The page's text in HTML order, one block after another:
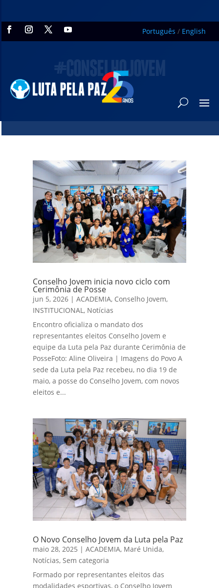
Português / English
#CONSELHOJOVEM
Conselho Jovem inicia novo ciclo com
Cerimônia de Posse
jun 5, 2026 |ACADEMIA, Conselho Jovem,
INSTITUCIONAL , Notícias
Encontro oficializa o mandato dos
representantes eleitos Conselho Jovem e
equipe da Luta pela Paz durante Cerimônia de
PosseFoto: Aline Oliveira | Imagens do Povo A
sede da Luta pela Paz recebeu, no dia 19 de
maio, a posse do Conselho Jovem, com novos
eleitos e...
O Novo Conselho Jovem da Luta pela Paz
maio 28, 2025 |ACADEMIA, Maré Unida,
Notícias,Sem categoria
Formado por representantes eleitos das
modalidades esportivas, o Conselho Jovem